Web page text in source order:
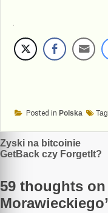
.
Posted in Polska
Nawigacja
wpisu
Zyski na bitcoinie
GetBack czy ForgetIt?
59 thoughts on
Morawieckiego